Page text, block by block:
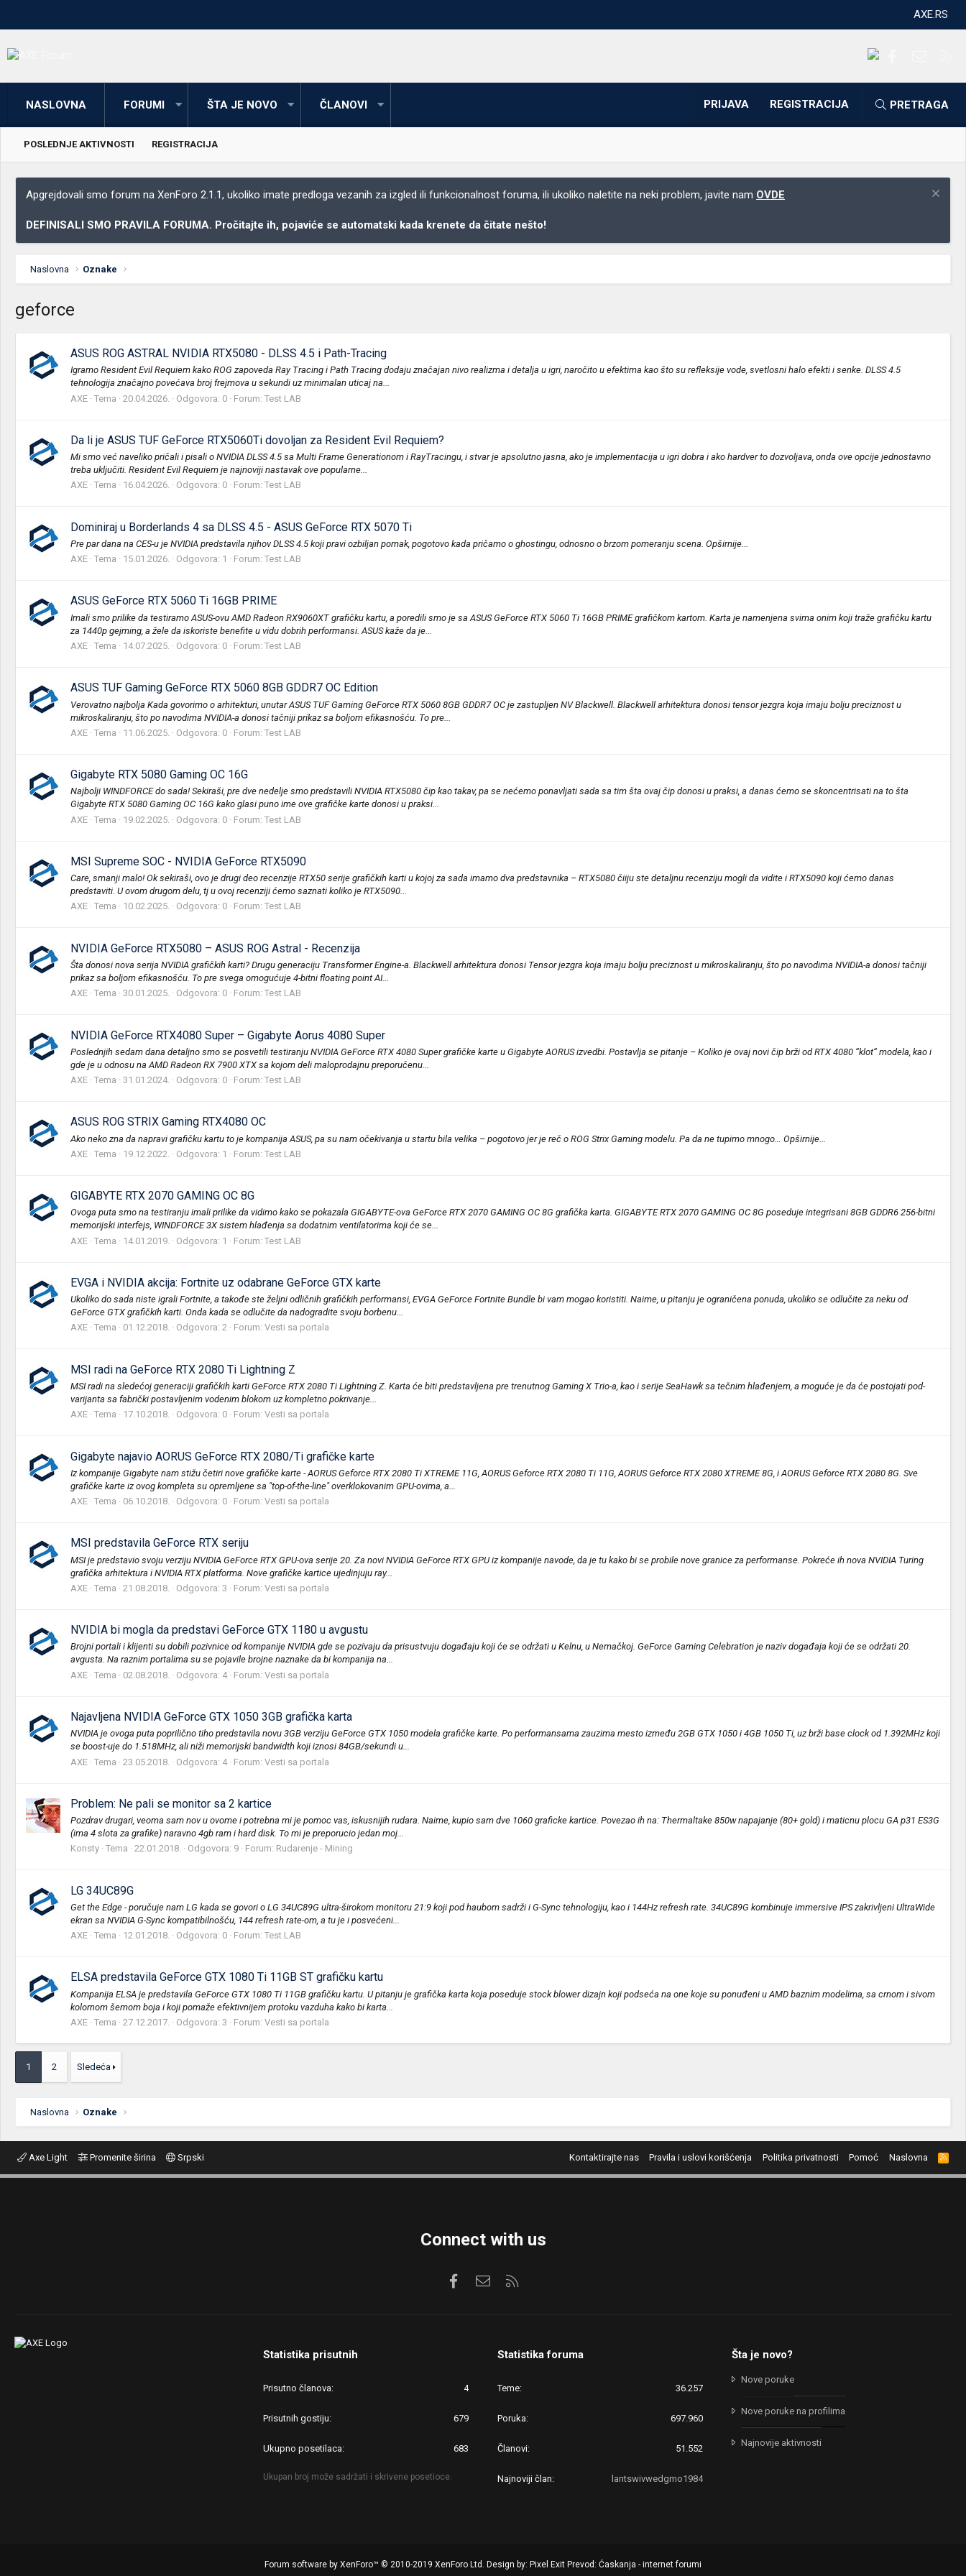
AXE.RS
NASLOVNA FORUMI ŠTA JE NOVO ČLANOVI PRIJAVA REGISTRACIJA PRETRAGA
POSLEDNJE AKTIVNOSTI REGISTRACIJA
Apgrejdovali smo forum na XenForo 2.1.1, ukoliko imate predloga vezanih za izgled ili funkcionalnost foruma, ili ukoliko naletite na neki problem, javite nam OVDE
DEFINISALI SMO PRAVILA FORUMA. Pročitajte ih, pojaviće se automatski kada krenete da čitate nešto!
Naslovna Oznake
geforce
ASUS ROG ASTRAL NVIDIA RTX5080 - DLSS 4.5 i Path-Tracing
Igramo Resident Evil Requiem kako ROG zapoveda Ray Tracing i Path Tracing dodaju značajan nivo realizma i detalja u igri, naročito u efektima kao što su refleksije vode, svetlosni halo efekti i senke. DLSS 4.5
tehnologija značajno povećava broj frejmova u sekundi uz minimalan uticaj na...
AXE Tema 20.04.2026. Odgovora: 0 Forum: Test LAB
Da li je ASUS TUF GeForce RTX5060Ti dovoljan za Resident Evil Requiem?
Mi smo već naveliko pričali i pisali o NVIDIA DLSS 4.5 sa Multi Frame Generationom i RayTracingu, i stvar je apsolutno jasna, ako je implementacija u igri dobra i ako hardver to dozvoljava, onda ove opcije jednostavno
treba uključiti. Resident Evil Requiem je najnoviji nastavak ove popularne...
AXE Tema 16.04.2026. Odgovora: 0 Forum: Test LAB
Dominiraj u Borderlands 4 sa DLSS 4.5 - ASUS GeForce RTX 5070 Ti
Pre par dana na CES-u je NVIDIA predstavila njihov DLSS 4.5 koji pravi ozbiljan pomak, pogotovo kada pričamo o ghostingu, odnosno o brzom pomeranju scena. Opširnije...
AXE Tema 15.01.2026. Odgovora: 1 Forum: Test LAB
ASUS GeForce RTX 5060 Ti 16GB PRIME
Imali smo prilike da testiramo ASUS-ovu AMD Radeon RX9060XT grafičku kartu, a poredili smo je sa ASUS GeForce RTX 5060 Ti 16GB PRIME grafičkom kartom. Karta je namenjena svima onim koji traže grafičku kartu
za 1440p gejming, a žele da iskoriste benefite u vidu dobrih performansi. ASUS kaže da je...
AXE Tema 14.07.2025. Odgovora: 0 Forum: Test LAB
ASUS TUF Gaming GeForce RTX 5060 8GB GDDR7 OC Edition
Verovatno najbolja Kada govorimo o arhitekturi, unutar ASUS TUF Gaming GeForce RTX 5060 8GB GDDR7 OC je zastupljen NV Blackwell. Blackwell arhitektura donosi tensor jezgra koja imaju bolju preciznost u
mikroskaliranju, što po navodima NVIDIA-a donosi tačniji prikaz sa boljom efikasnošću. To pre...
AXE Tema 11.06.2025. Odgovora: 0 Forum: Test LAB
Gigabyte RTX 5080 Gaming OC 16G
Najbolji WINDFORCE do sada! Sekiraši, pre dve nedelje smo predstavili NVIDIA RTX5080 čip kao takav, pa se nećemo ponavljati sada sa tim šta ovaj čip donosi u praksi, a danas ćemo se skoncentrisati na to šta
Gigabyte RTX 5080 Gaming OC 16G kako glasi puno ime ove grafičke karte donosi u praksi...
AXE Tema 19.02.2025. Odgovora: 0 Forum: Test LAB
MSI Supreme SOC - NVIDIA GeForce RTX5090
Care, smanji malo! Ok sekiraši, ovo je drugi deo recenzije RTX50 serije grafičkih karti u kojoj za sada imamo dva predstavnika – RTX5080 čiiju ste detaljnu recenziju mogli da vidite i RTX5090 koji ćemo danas
predstaviti. U ovom drugom delu, tj u ovoj recenziji ćemo saznati koliko je RTX5090...
AXE Tema 10.02.2025. Odgovora: 0 Forum: Test LAB
NVIDIA GeForce RTX5080 – ASUS ROG Astral - Recenzija
Šta donosi nova serija NVIDIA grafičkih karti? Drugu generaciju Transformer Engine-a. Blackwell arhitektura donosi Tensor jezgra koja imaju bolju preciznost u mikroskaliranju, što po navodima NVIDIA-a donosi tačniji
prikaz sa boljom efikasnošću. To pre svega omogućuje 4-bitni floating point AI...
AXE Tema 30.01.2025. Odgovora: 0 Forum: Test LAB
NVIDIA GeForce RTX4080 Super – Gigabyte Aorus 4080 Super
Poslednjih sedam dana detaljno smo se posvetili testiranju NVIDIA GeForce RTX 4080 Super grafičke karte u Gigabyte AORUS izvedbi. Postavlja se pitanje – Koliko je ovaj novi čip brži od RTX 4080 “klot“ modela, kao i
gde je u odnosu na AMD Radeon RX 7900 XTX sa kojom deli maloprodajnu preporučenu...
AXE Tema 31.01.2024. Odgovora: 0 Forum: Test LAB
ASUS ROG STRIX Gaming RTX4080 OC
Ako neko zna da napravi grafičku kartu to je kompanija ASUS, pa su nam očekivanja u startu bila velika – pogotovo jer je reč o ROG Strix Gaming modelu. Pa da ne tupimo mnogo… Opširnije...
AXE Tema 19.12.2022. Odgovora: 1 Forum: Test LAB
GIGABYTE RTX 2070 GAMING OC 8G
Ovoga puta smo na testiranju imali prilike da vidimo kako se pokazala GIGABYTE-ova GeForce RTX 2070 GAMING OC 8G grafička karta. GIGABYTE RTX 2070 GAMING OC 8G poseduje integrisani 8GB GDDR6 256-bitni
memorijski interfejs, WINDFORCE 3X sistem hlađenja sa dodatnim ventilatorima koji će se...
AXE Tema 14.01.2019. Odgovora: 1 Forum: Test LAB
EVGA i NVIDIA akcija: Fortnite uz odabrane GeForce GTX karte
Ukoliko do sada niste igrali Fortnite, a takođe ste željni odličnih grafičkih performansi, EVGA GeForce Fortnite Bundle bi vam mogao koristiti. Naime, u pitanju je ograničena ponuda, ukoliko se odlučite za neku od
GeForce GTX grafičkih karti. Onda kada se odlučite da nadogradite svoju borbenu...
AXE Tema 01.12.2018. Odgovora: 2 Forum: Vesti sa portala
MSI radi na GeForce RTX 2080 Ti Lightning Z
MSI radi na sledećoj generaciji grafičkih karti GeForce RTX 2080 Ti Lightning Z. Karta će biti predstavljena pre trenutnog Gaming X Trio-a, kao i serije SeaHawk sa tečnim hlađenjem, a moguće je da će postojati pod-
varijanta sa fabrički postavljenim vodenim blokom uz kompletno pokrivanje...
AXE Tema 17.10.2018. Odgovora: 0 Forum: Vesti sa portala
Gigabyte najavio AORUS GeForce RTX 2080/Ti grafičke karte
Iz kompanije Gigabyte nam stižu četiri nove grafičke karte - AORUS Geforce RTX 2080 Ti XTREME 11G, AORUS Geforce RTX 2080 Ti 11G, AORUS Geforce RTX 2080 XTREME 8G, i AORUS Geforce RTX 2080 8G. Sve
grafičke karte iz ovog kompleta su opremljene sa "top-of-the-line" overklokovanim GPU-ovima, a...
AXE Tema 06.10.2018. Odgovora: 0 Forum: Vesti sa portala
MSI predstavila GeForce RTX seriju
MSI je predstavio svoju verziju NVIDIA GeForce RTX GPU-ova serije 20. Za novi NVIDIA GeForce RTX GPU iz kompanije navode, da je tu kako bi se probile nove granice za performanse. Pokreće ih nova NVIDIA Turing
grafička arhitektura i NVIDIA RTX platforma. Nove grafičke kartice ujedinjuju ray...
AXE Tema 21.08.2018. Odgovora: 3 Forum: Vesti sa portala
NVIDIA bi mogla da predstavi GeForce GTX 1180 u avgustu
Brojni portali i klijenti su dobili pozivnice od kompanije NVIDIA gde se pozivaju da prisustvuju događaju koji će se održati u Kelnu, u Nemačkoj. GeForce Gaming Celebration je naziv događaja koji će se održati 20.
avgusta. Na raznim portalima su se pojavile brojne naznake da bi kompanija na...
AXE Tema 02.08.2018. Odgovora: 4 Forum: Vesti sa portala
Najavljena NVIDIA GeForce GTX 1050 3GB grafička karta
NVIDIA je ovoga puta poprilično tiho predstavila novu 3GB verziju GeForce GTX 1050 modela grafičke karte. Po performansama zauzima mesto između 2GB GTX 1050 i 4GB 1050 Ti, uz brži base clock od 1.392MHz koji
se boost-uje do 1.518MHz, ali niži memorijski bandwidth koji iznosi 84GB/sekundi u...
AXE Tema 23.05.2018. Odgovora: 4 Forum: Vesti sa portala
Problem: Ne pali se monitor sa 2 kartice
Pozdrav drugari, veoma sam nov u ovome i potrebna mi je pomoc vas, iskusnijih rudara. Naime, kupio sam dve 1060 graficke kartice. Povezao ih na: Thermaltake 850w napajanje (80+ gold) i maticnu plocu GA p31 ES3G
(ima 4 slota za grafike) naravno 4gb ram i hard disk. To mi je preporucio jedan moj...
Konsty Tema 22.01.2018. Odgovora: 9 Forum: Rudarenje - Mining
LG 34UC89G
Get the Edge - poručuje nam LG kada se govori o LG 34UC89G ultra-širokom monitoru 21:9 koji pod haubom sadrži i G-Sync tehnologiju, kao i 144Hz refresh rate. 34UC89G kombinuje immersive IPS zakrivljeni UltraWide
ekran sa NVIDIA G-Sync kompatibilnošću, 144 refresh rate-om, a tu je i posvećeni...
AXE Tema 12.01.2018. Odgovora: 0 Forum: Test LAB
ELSA predstavila GeForce GTX 1080 Ti 11GB ST grafičku kartu
Kompanija ELSA je predstavila GeForce GTX 1080 Ti 11GB grafičku kartu. U pitanju je grafička karta koja poseduje stock blower dizajn koji podseća na one koje su ponuđeni u AMD baznim modelima, sa crnom i sivom
kolornom šemom boja i koji pomaže efektivnijem protoku vazduha kako bi karta...
AXE Tema 27.12.2017. Odgovora: 3 Forum: Vesti sa portala
1 2 Sledeća
Naslovna Oznake
Axe Light Promenite širina Srpski Kontaktirajte nas Pravila i uslovi korišćenja Politika privatnosti Pomoć Naslovna
R
S
S
Connect with us
FacebookKontaktirajte nas
Statistika prisutnih
Prisutno članova 4
Prisutnih gostiju 679
Ukupno posetilaca 683
Ukupan broj može sadržati i skrivene posetioce.
Statistika foruma
Teme 36.257
Poruka 697.960
Članovi 51.552
Najnoviji član lantswivwedgmo1984
Šta je novo?
Nove poruke
Nove poruke na profilima
Najnovije aktivnosti
Forum software by XenForo™ © 2010-2019 XenForo Ltd. Design by: Pixel Exit Prevod: Ćaskanja - internet forumi